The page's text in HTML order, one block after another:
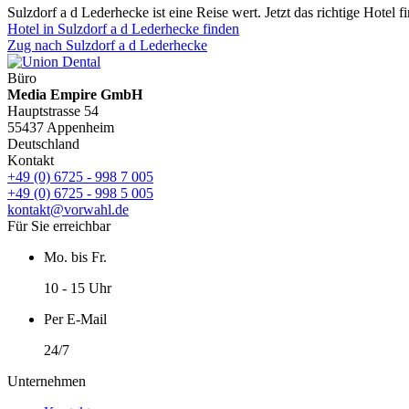
Sulzdorf a d Lederhecke ist eine Reise wert. Jetzt das richtige Hotel
Hotel in Sulzdorf a d Lederhecke finden
Zug nach Sulzdorf a d Lederhecke
Büro
Media Empire GmbH
Hauptstrasse 54
55437 Appenheim
Deutschland
Kontakt
+49 (0) 6725 - 998 7 005
+49 (0) 6725 - 998 5 005
kontakt@vorwahl.de
Für Sie erreichbar
Mo. bis Fr.
10 - 15 Uhr
Per E-Mail
24/7
Unternehmen